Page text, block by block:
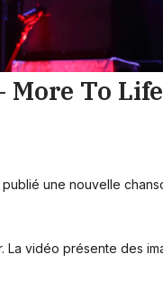
To Life
publié une nouvelle
vidéo présente des